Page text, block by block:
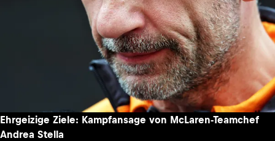
Ehrgeizige Ziele: Kampfansage von McLaren-Teamchef
Andrea Stella